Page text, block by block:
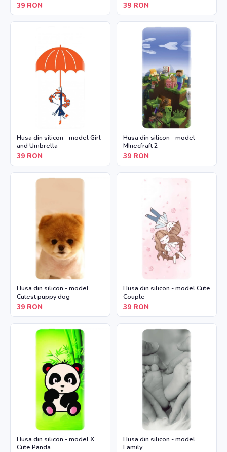
39 RON 39 RON
Husa din silicon - model Girl
and Umbrella
39 RON
Husa din silicon - model
MInecfraft 2
39 RON
Husa din silicon - model
Cutest puppy dog
39 RON
Husa din silicon - model Cute
Couple
39 RON
Husa din silicon - model X
Cute Panda
Husa din silicon - model
Family